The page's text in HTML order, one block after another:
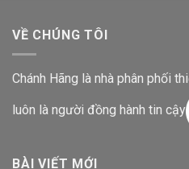
VỀ CHÚNG TÔI
Chánh Hãng là nhà phân phối
luôn là người đồng hành tin cậy
BÀI VIẾT MỚI